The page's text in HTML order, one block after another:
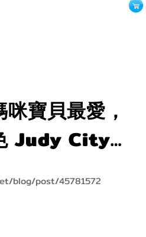
激
擦傷口的 、 擦燙傷的....等
用的話
了
咪寶貝最愛，
Judy City
寡胜肽系列
blog/post/45781572